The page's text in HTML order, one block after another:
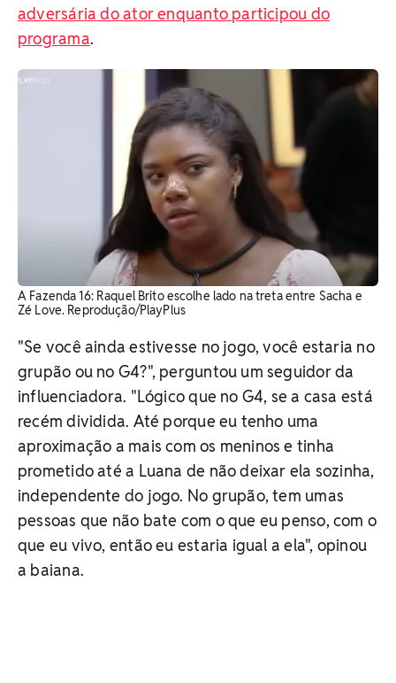
adversária do ator enquanto participou do
programa.
A Fazenda 16: Raquel Brito escolhe lado na treta entre Sacha e
Zé Love. Reprodução/PlayPlus
"Se você ainda estivesse no jogo, você estaria no
grupão ou no G4?", perguntou um seguidor da
influenciadora. "Lógico que no G4, se a casa está
recém dividida. Até porque eu tenho uma
aproximação a mais com os meninos e tinha
prometido até a Luana de não deixar ela sozinha,
independente do jogo. No grupão, tem umas
pessoas que não bate com o que eu penso, com o
que eu vivo, então eu estaria igual a ela", opinou
a baiana.